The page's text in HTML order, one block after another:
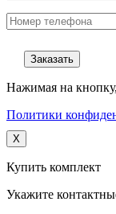
Нажимая на
Политики
X
Купить комплект
Укажите